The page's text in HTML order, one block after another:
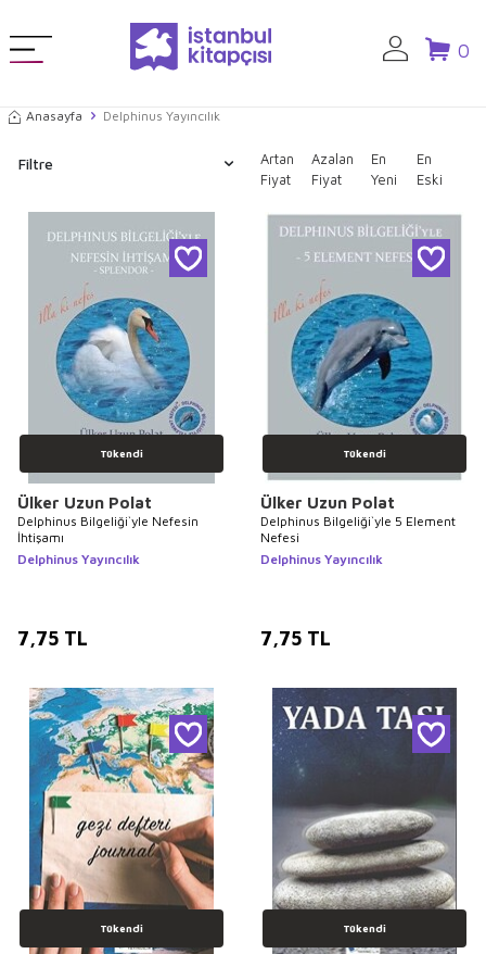
0
Anasayfa Delphinus Yayıncılık
Filtre
Artan
Fiyat
Azalan
Fiyat
En
Yeni
En
Eski
Tükendi
Ülker Uzun Polat
Delphinus Bilgeliği`yle Nefesin
İhtişamı
Delphinus Yayıncılık
7,75 TL
Tükendi
Ülker Uzun Polat
Delphinus Bilgeliği`yle 5 Element
Nefesi
Delphinus Yayıncılık
7,75 TL
Tükendi Tükendi